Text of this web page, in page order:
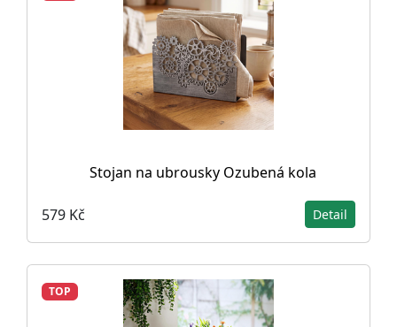
Stojan na ubrousky Ozubená kola
579 Kč Detail
TOP